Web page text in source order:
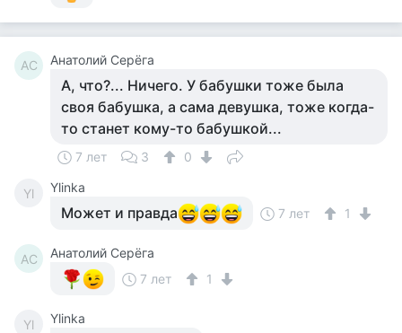
АС Анатолий Серёга
А, что?... Ничего. У бабушки тоже была
своя бабушка, а сама девушка, тоже когда-
то станет кому-то бабушкой...
7 лет 3 0
Yl Ylinka
Может и правда 7 лет 1
АС
Анатолий Серёга
7 лет
1
Yl Ylinka